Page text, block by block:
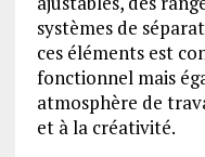
systèmes de
ces éléments est
fonctionnel mais
atmosphère de
et à la créativité.